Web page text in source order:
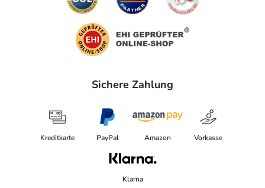
Sichere Zahlung
Kreditkarte PayPal Amazon Vorkasse
Klarna